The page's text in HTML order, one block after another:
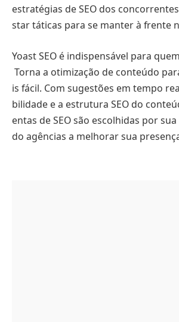
estratégias de SEO dos
star táticas para se manter à frente
Yoast SEO é indispensável para
Torna a otimização de conteúdo
is fácil. Com sugestões em tempo
bilidade e a estrutura SEO do
entas de SEO são escolhidas por
do agências a melhorar sua